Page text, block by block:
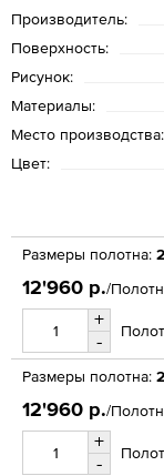
Производитель:
Поверхность:
Рисунок:
Материалы:
Место производства:
Цвет:
Размеры полотна:
12'960 р./
+
-
Размеры полотна:
12'960 р./
+
-